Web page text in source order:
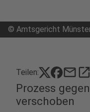
© Amtsgericht
Teilen: mailopen_in_new
Prozess
verschoben